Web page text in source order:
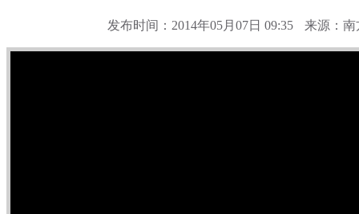
发布时间：2014年05月07日 09:35 来源：南